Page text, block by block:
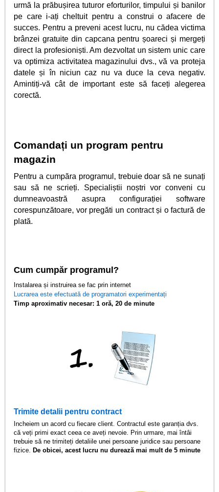
urmă la prăbușirea tuturor eforturilor, timpului și banilor
pe care i-ați cheltuit pentru a construi o afacere de
succes. Pentru a preveni acest lucru, nu cădea victima
brânzei gratuite din capcana pentru șoareci și mergeți
direct la profesioniști. Am dezvoltat un sistem unic care
va optimiza activitatea magazinului dvs., vă va proteja
datele și în niciun caz nu va duce la ceva negativ.
Amintiți-vă cât de important este să faceți alegerea
corectă.
Comandați un program pentru
magazin
Pentru a cumpăra programul, trebuie doar să ne sunați
sau să ne scrieți. Specialiștii noștri vor conveni cu
dumneavoastră asupra configurației software
corespunzătoare, vor pregăti un contract și o factură de
plată.
Cum cumpăr programul?
Instalarea și instruirea se fac prin internet
Lucrarea este efectuată de programatori experimentați
Timp aproximativ necesar: 1 oră, 20 de minute
Trimite detalii pentru contract
Incheiem un acord cu fiecare client. Contractul este garanția dvs.
că veți primi exact ceea ce aveți nevoie. Prin urmare, mai întâi
trebuie să ne trimiteți detaliile unei persoane juridice sau persoane
fizice. De obicei, acest lucru nu durează mai mult de 5 minute